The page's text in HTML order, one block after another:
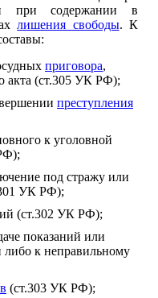
содержании в
лишения свободы. К
приговора,
акта (ст.305 УК РФ);
преступления
к уголовной
под стражу или
УК РФ);
(ст.302 УК РФ);
показаний или
либо к неправильному
(ст.303 УК РФ);